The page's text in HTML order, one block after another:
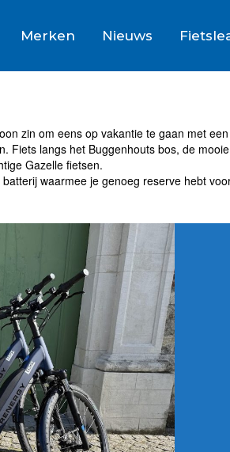
Merken Nieuws
zin om eens op vakantie te gaan met
Fiets langs het Buggenhouts bos, de
Gazelle fietsen.
waarmee je genoeg reserve hebt